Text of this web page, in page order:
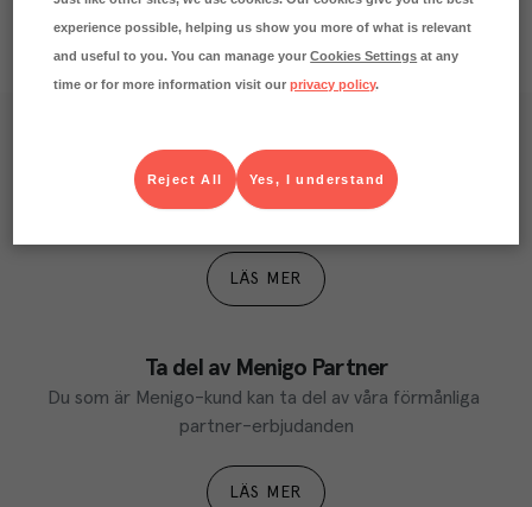
Våra kundtidningar
Läs inspirerande reportage, matnyttiga artiklar och
ta del av aktuella kampanjer.
LÄS MER
Ta del av Menigo Partner
Du som är Menigo-kund kan ta del av våra förmånliga
partner-erbjudanden
LÄS MER
experience possible, helping us show you more of what is relevant
and useful to you. You can manage yourCookies Settings at any
time or for more information visit ourprivacy policy.
Yes, I understand
Reject All